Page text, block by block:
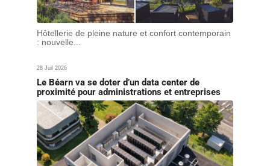
Hôtellerie de pleine nature et confort contemporain
: nouvelle...
28 Juil 2026
Le Béarn va se doter d’un data center de
proximité pour administrations et entreprises